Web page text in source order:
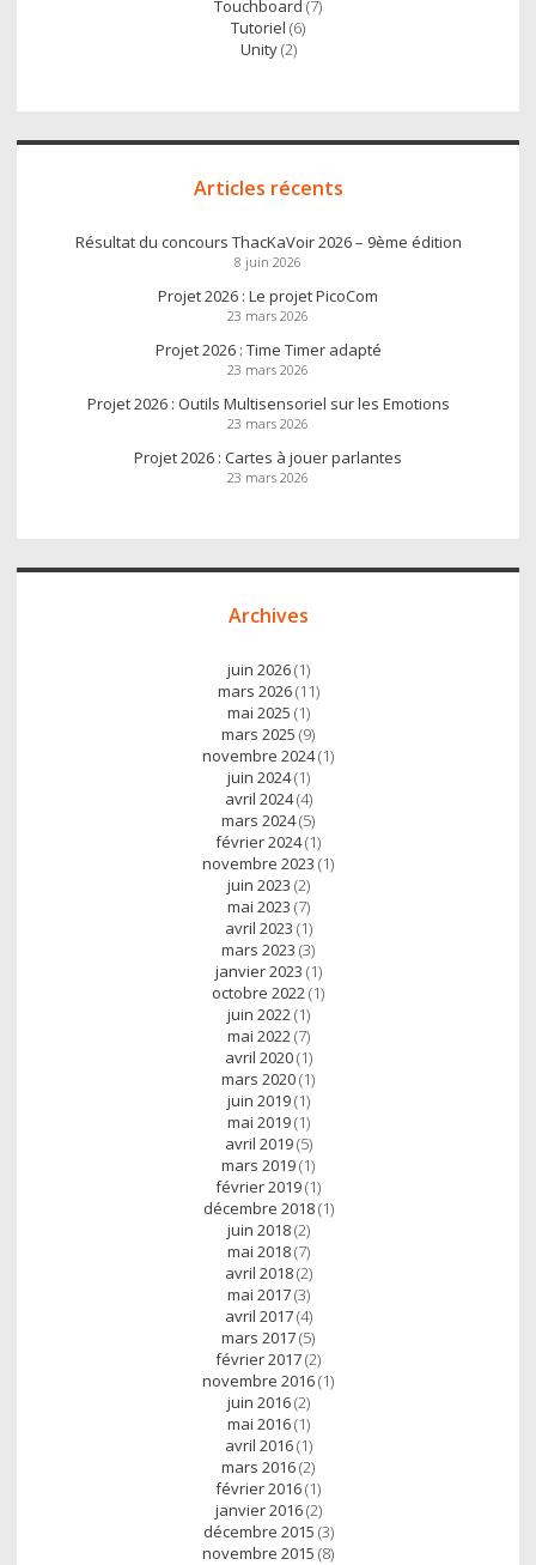
Touchboard (7)
Tutoriel (6)
Unity(2)
Articles récents
Résultat du concours ThacKaVoir 2026 – 9ème édition
8 juin 2026
Projet 2026 : Le projet PicoCom
23 mars 2026
Projet 2026 : Time Timer adapté
23 mars 2026
Projet 2026 : Outils Multisensoriel sur les Emotions
23 mars 2026
Projet 2026 : Cartes à jouer parlantes
23 mars 2026
Archives
juin 2026(1)
mars 2026(11)
mai 2025 (1)
mars 2025 (9)
novembre 2024(1)
juin 2024(1)
avril 2024(4)
mars 2024(5)
février 2024(1)
novembre 2023 (1)
juin 2023 (2)
mai 2023 (7)
avril 2023 (1)
mars 2023 (3)
janvier 2023 (1)
octobre 2022(1)
juin 2022(1)
mai 2022(7)
avril 2020(1)
mars 2020(1)
juin 2019(1)
mai 2019(1)
avril 2019(5)
mars 2019(1)
février 2019(1)
décembre 2018(1)
juin 2018(2)
mai 2018(7)
avril 2018(2)
mai 2017(3)
avril 2017(4)
mars 2017(5)
février 2017(2)
novembre 2016(1)
juin 2016(2)
mai 2016(1)
avril 2016(1)
mars 2016(2)
février 2016(1)
janvier 2016(2)
décembre 2015 (3)
novembre 2015 (8)